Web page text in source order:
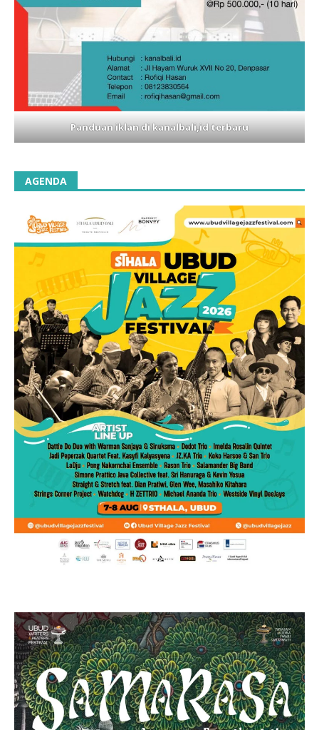
Panduan iklan di kanalbali,id terbaru
AGENDA